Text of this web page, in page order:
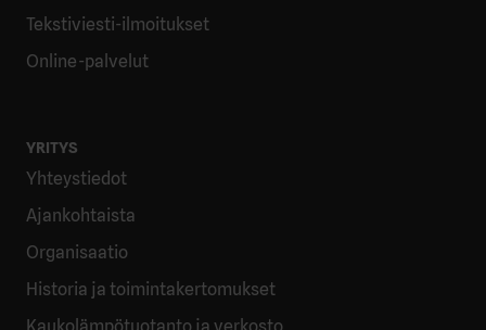
Tekstiviesti-ilmoitukset
Online-palvelut
YRITYS
Yhteystiedot
Ajankohtaista
Organisaatio
Historia ja toimintakertomukset